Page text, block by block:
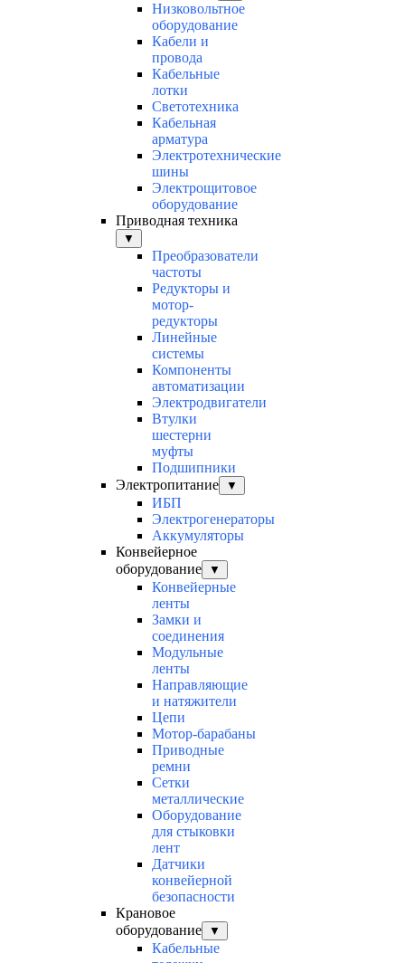
Низковольтное
оборудование
Кабели и
провода
Кабельные
лотки
Светотехника
Кабельная
арматура
Электротехнические
шины
Электрощитовое
оборудование
Приводная техника
▼
Преобразователи
частоты
Редукторы и
мотор-
редукторы
Линейные
системы
Компоненты
автоматизации
Электродвигатели
Втулки
шестерни
муфты
Подшипники
Электропитание
▼
ИБП
Электрогенераторы
Аккумуляторы
Конвейерное
оборудование
▼
Конвейерные
ленты
Замки и
соединения
Модульные
ленты
Направляющие
и натяжители
Цепи
Мотор-барабаны
Приводные
ремни
Сетки
металлические
Оборудование
для стыковки
лент
Датчики
конвейерной
безопасности
Крановое
оборудование
▼
Кабельные